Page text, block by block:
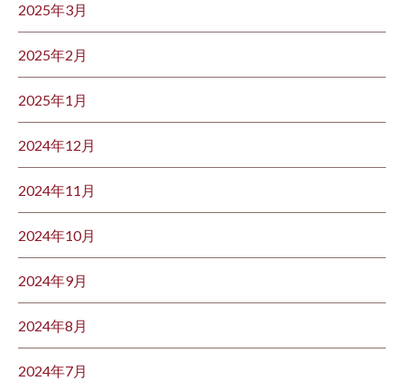
2025年3月
2025年2月
2025年1月
2024年12月
2024年11月
2024年10月
2024年9月
2024年8月
2024年7月